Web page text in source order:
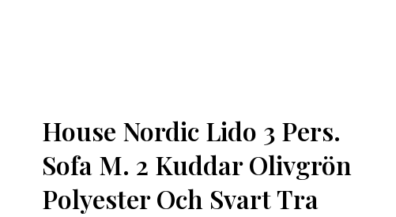
House Nordic Lido 3 Pers.
Sofa M. 2 Kuddar Olivgrön
Polyester Och Svart Tra